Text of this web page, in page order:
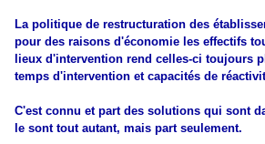
La politique de restructuration des
pour des raisons d'économie les effectifs
lieux d'intervention rend celles-ci toujours
temps d'intervention et capacités de
C'est connu et part des solutions qui sont
le sont tout autant, mais part seulement.